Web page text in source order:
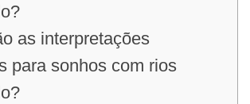
as interpretações
para sonhos com rios